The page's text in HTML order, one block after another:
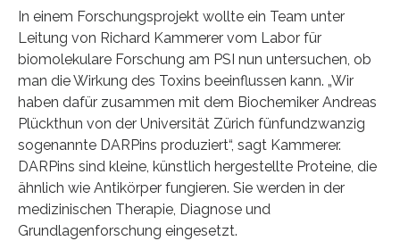
In einem Forschungsprojekt wollte ein Team unter
Leitung von Richard Kammerer vom Labor für
biomolekulare Forschung am PSI nun untersuchen, ob
man die Wirkung des Toxins beeinflussen kann. „Wir
haben dafür zusammen mit dem Biochemiker Andreas
Plückthun von der Universität Zürich fünfundzwanzig
sogenannte DARPins produziert“, sagt Kammerer.
DARPins sind kleine, künstlich hergestellte Proteine, die
ähnlich wie Antikörper fungieren. Sie werden in der
medizinischen Therapie, Diagnose und
Grundlagenforschung eingesetzt.